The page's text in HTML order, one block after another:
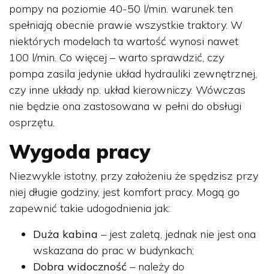
pompy na poziomie 40-50 l/min. warunek ten
spełniają obecnie prawie wszystkie traktory. W
niektórych modelach ta wartość wynosi nawet
100 l/min. Co więcej – warto sprawdzić, czy
pompa zasila jedynie układ hydrauliki zewnętrznej,
czy inne układy np. układ kierowniczy. Wówczas
nie będzie ona zastosowana w pełni do obsługi
osprzętu.
Wygoda pracy
Niezwykle istotny, przy założeniu że spędzisz przy
niej długie godziny, jest komfort pracy. Mogą go
zapewnić takie udogodnienia jak:
Duża kabina – jest zaletą, jednak nie jest ona
wskazana do prac w budynkach;
Dobra widoczność – należy do